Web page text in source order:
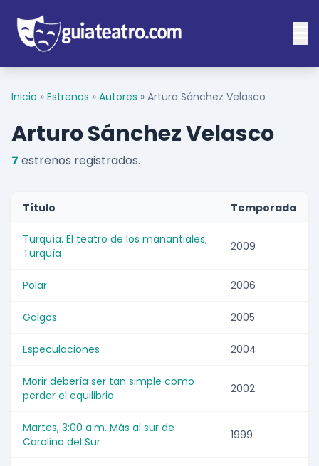
Inicio » Estrenos » Autores » Arturo Sánchez Velasco
Arturo Sánchez Velasco
7 estrenos registrados.
Título Temporada
Turquía. El teatro de los manantiales;
Turquía
2009
Polar 2006
Galgos 2005
Especulaciones 2004
Morir debería ser tan simple como
perder el equilibrio
2002
Martes, 3:00 a.m. Más al sur de
Carolina del Sur
1999